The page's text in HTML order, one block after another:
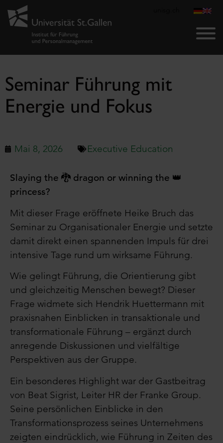
Seminar Führung mit
Energie und Fokus
Mai 8, 2026 Executive Education
Slaying the 🐉 dragon or winning the 👑
princess?
Mit dieser Frage eröffnete Heike Bruch das
Seminar zu Organisationaler Energie und setzte
damit direkt einen spannenden Impuls für drei
intensive Tage rund um wirksame Führung.
Wie gelingt Führung, die Orientierung gibt
und gleichzeitig Menschen bewegt? Dieser
Frage widmete sich Hendrik Huettermann mit
praxisnahen Einblicken in transaktionale und
transformationale Führung – ergänzt durch
anregende Diskussionen und vielfältige
Perspektiven aus der Gruppe.
Ein besonderes Highlight war der Gastbeitrag
von Beat Sigrist, Leiter HR der Franke Group.
Seine persönlichen Einblicke in den
Transformationsprozess seines Unternehmens
zeigten eindrücklich, wie Führung in Zeiten des